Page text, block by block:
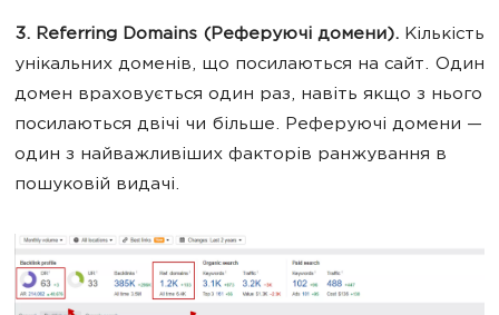
3. Referring Domains (Реферуючі домени). Кількість
унікальних доменів, що посилаються на сайт. Один
домен враховується один раз, навіть якщо з нього
посилаються двічі чи більше. Реферуючі домени —
один з найважливіших факторів ранжування в
пошуковій видачі.